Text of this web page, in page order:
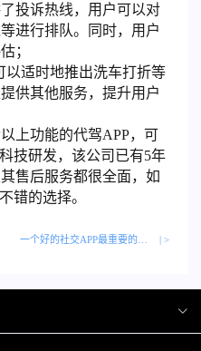
投诉热线，用户可以对
进行排队。同时，用户
；
以适时地推出洗车打折等
供其他服务，提升用户
上功能的代驾APP，可
技研发，该公司已有5年
售后服务都很全面，如
错的选择。
一个好的社交APP最重要的指标有哪些 | >